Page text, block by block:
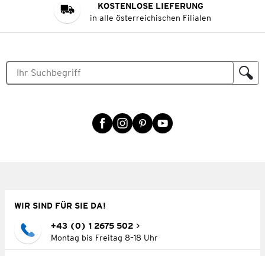
KOSTENLOSE LIEFERUNG
in alle österreichischen Filialen
WIR SIND FÜR SIE DA!
+43 (0) 1 2675 502
Montag bis Freitag 8–18 Uhr